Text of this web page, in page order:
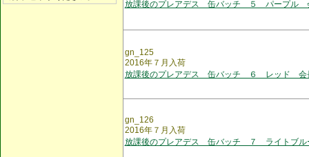
放課後のプレアデス 缶バッチ ５ パープル
gn_125
2016年７月入荷
放課後のプレアデス 缶バッチ ６ レッド 会
gn_126
2016年７月入荷
放課後のプレアデス 缶バッチ ７ ライトブ